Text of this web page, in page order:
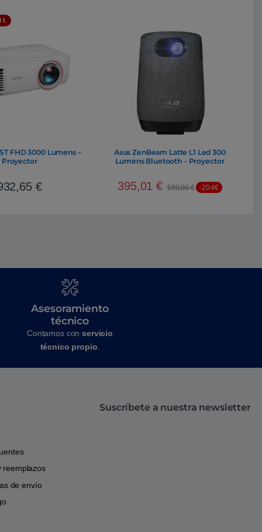
1
FHD 3000 Lumens –
Proyector
€
Asus ZenBeam Latte L1 Led 300
Lumens Bluetooth – Proyector
395,01€ 599,00€ -204€
Asesoramiento
técnico
Contamos conservicio
técnico propio
reemplazos
de envío
Suscríbete a nuestra newsletter